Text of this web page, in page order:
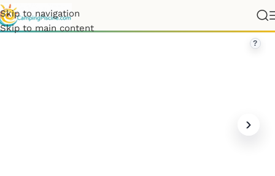
Skip to navigation
Skip to main content
France»Bretagne»
?